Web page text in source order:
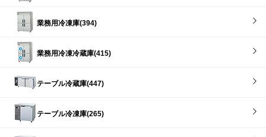
業務用冷凍庫(394)
業務用冷凍冷蔵庫(415)
テーブル冷蔵庫(447)
テーブル冷凍庫(265)